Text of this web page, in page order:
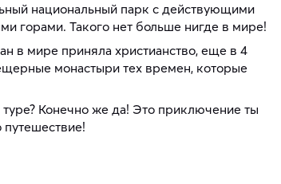
национальный парк с действующими
горами. Такого нет больше нигде в мире!
в мире приняла христианство, еще в 4
монастыри тех времен, которые
Конечно же да! Это приключение ты